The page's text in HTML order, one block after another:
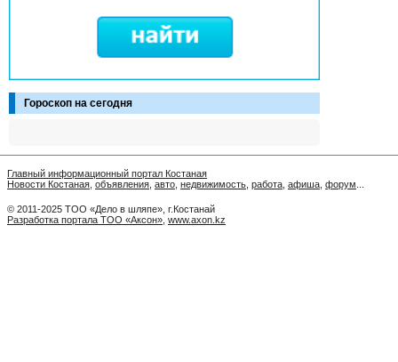
Гороскоп на сегодня
Главный информационный портал Костаная
Новости Костаная объявления авто недвижимость работа афиша форум
© 2011-2025 ТОО «Дело в шляпе», г.Костанай
Разработка портала ТОО «Аксон» www.axon.kz